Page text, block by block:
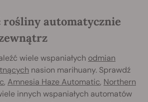
rośliny automatycznie
wiele wspaniałych odmian
nasion marihuany. Sprawdź
, Amnesia Haze Automatic, Northern
innych wspaniałych automatów